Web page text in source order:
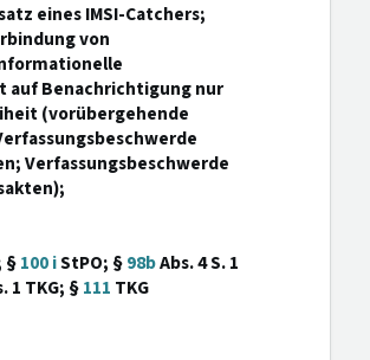
eines IMSI-Catchers;
von
Benachrichtigung nur
(vorübergehende
Verfassungsbeschwerde
§100 iStPO; §98bAbs. 4 S. 1
1 TKG; §111 TKG